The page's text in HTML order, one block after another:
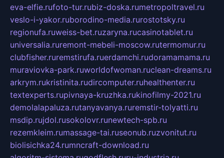
eva-elfie.rufoto-tur.rubiz-doska.rumetropoltravel.ru
veslo-i-yakor.ruborodino-media.rurostotsky.ru
regionufa.ruweiss-bet.ruzaryna.rucasinotablet.ru
universalia.ruremont-mebeli-moscow.rutermomur.ru
clubfisher.ruremstirufa.ruerdamchi.rudoramamama.ru
muraviovka-park.ruworldofwoman.ruclean-dreams.ru
arkrym.rukristinita.rudircomputer.ruhealthenter.ru
textexperts.rupivnaya-kruzhka.rukinofilmy-2021.ru
demolalapaluza.rutanyavanya.ruremstir-tolyatti.ru
msdip.rujdol.rusokolovr.runewtech-spb.ru
rezemkleim.rumassage-tai.ruseonub.ruzvonitut.ru
biolisichka24.rumncraft-download.ru